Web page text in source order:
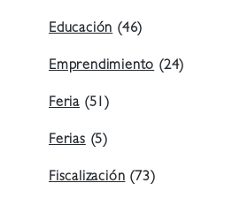
Educación (46)
Emprendimiento (24)
Feria (51)
Ferias (5)
Fiscalización (73)